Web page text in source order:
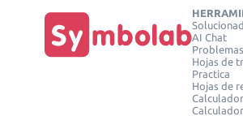
AI Chat
Hojas de
Practica
Hojas de